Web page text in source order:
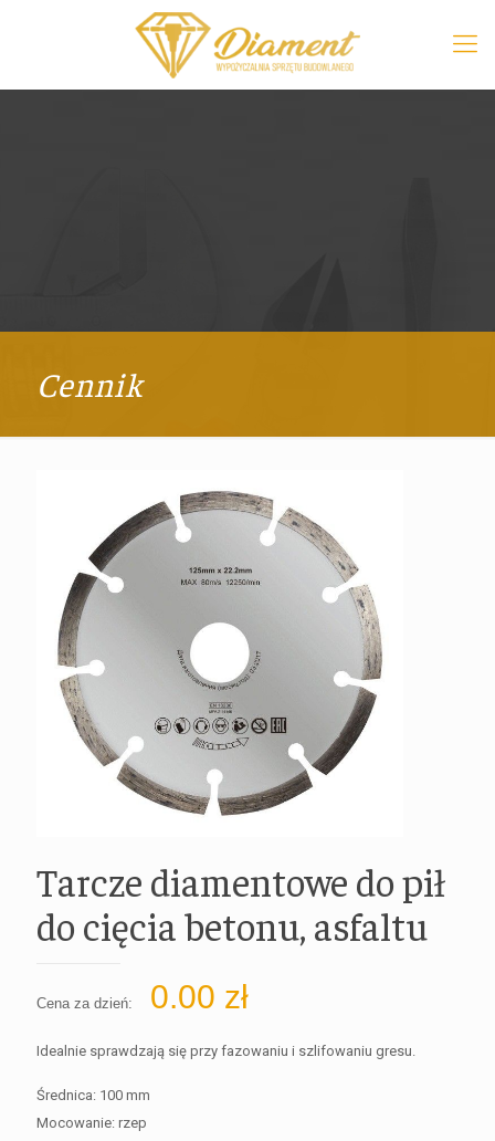
Cennik
Tarcze diamentowe do pił
do cięcia betonu, asfaltu
Cena za dzień: 0.00 zł
Idealnie sprawdzają się przy fazowaniu i szlifowaniu gresu.
Średnica: 100 mm
Mocowanie: rzep